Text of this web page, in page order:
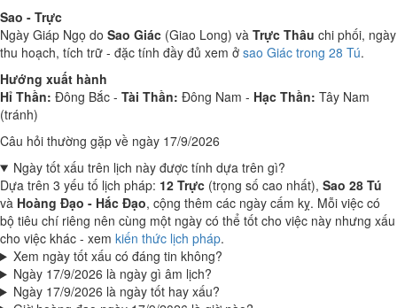
Sao - Trực
Ngày Giáp Ngọ do Sao Giác (Giao Long) và Trực Thâu chi phối, ngày
thu hoạch, tích trữ - đặc tính đầy đủ xem ở sao Giác trong 28 Tú.
Hướng xuất hành
Hỉ Thần: Đông Bắc - Tài Thần: Đông Nam - Hạc Thần: Tây Nam
(tránh)
Câu hỏi thường gặp về ngày 17/9/2026
Ngày tốt xấu trên lịch này được tính dựa trên gì?
Dựa trên 3 yếu tố lịch pháp: 12 Trực (trọng số cao nhất), Sao 28 Tú
và Hoàng Đạo - Hắc Đạo, cộng thêm các ngày cấm kỵ. Mỗi việc có
bộ tiêu chí riêng nên cùng một ngày có thể tốt cho việc này nhưng xấu
cho việc khác - xem kiến thức lịch pháp.
Xem ngày tốt xấu có đáng tin không?
Ngày 17/9/2026 là ngày gì âm lịch?
Ngày 17/9/2026 là ngày tốt hay xấu?